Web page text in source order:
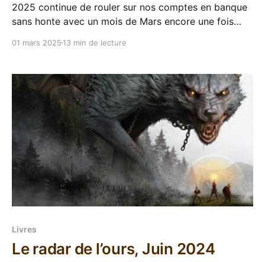
2025 continue de rouler sur nos comptes en banque
sans honte avec un mois de Mars encore une fois
de poches, mais pas que. Allez, on regarde ça :
des
01 mars 2025 13 min de lecture
Livres
Le radar de l’ours, Juin 2024